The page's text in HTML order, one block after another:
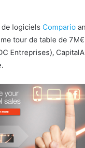
de logiciels Compario
tour de table de
Entreprises),